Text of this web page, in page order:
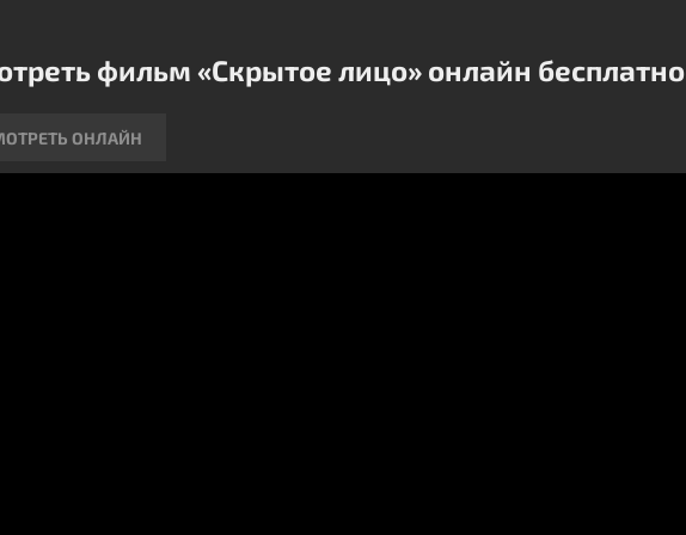
участников этой интриги.
фильм «Скрытое лицо» онлайн бесплатно
ОНЛАЙН